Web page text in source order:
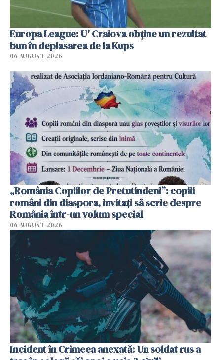
Europa League: U' Craiova obține un rezultat
bun în deplasarea de la Kups
06 AUGUST 2026
„România Copiilor de Pretutindeni”: copiii
români din diaspora, invitați să scrie despre
România într-un volum special
06 AUGUST 2026
Incident în Crimeea anexată: Un soldat rus a